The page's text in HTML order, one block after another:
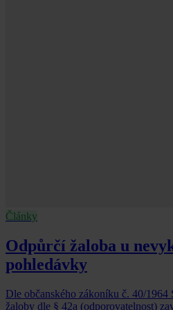
Články
Odpůrčí žaloba u
pohledávky
Dle občanského zákoníku č. 40/
žaloby dle § 42a (odporovatelnost)